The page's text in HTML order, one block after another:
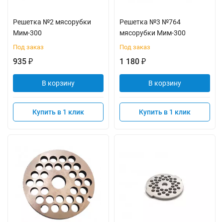
Решетка №2 мясорубки
Мим-300
Под заказ
935 ₽
В корзину
Купить в 1 клик
Решетка №3 №764
мясорубки Мим-300
Под заказ
1 180 ₽
В корзину
Купить в 1 клик